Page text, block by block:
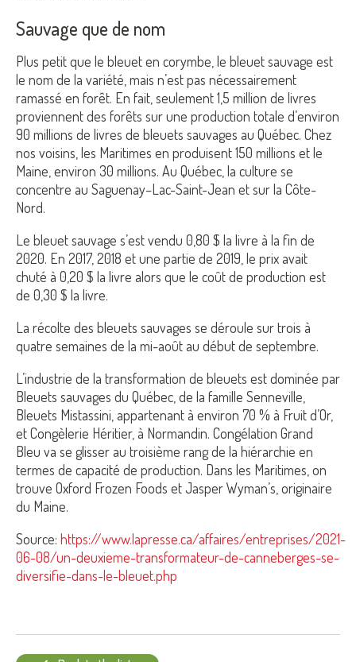
Sauvage que de nom
Plus petit que le bleuet en corymbe, le bleuet sauvage est
le nom de la variété, mais n’est pas nécessairement
ramassé en forêt. En fait, seulement 1,5 million de livres
proviennent des forêts sur une production totale d’environ
90 millions de livres de bleuets sauvages au Québec. Chez
nos voisins, les Maritimes en produisent 150 millions et le
Maine, environ 30 millions. Au Québec, la culture se
concentre au Saguenay–Lac-Saint-Jean et sur la Côte-
Nord.
Le bleuet sauvage s’est vendu 0,80 $ la livre à la fin de
2020. En 2017, 2018 et une partie de 2019, le prix avait
chuté à 0,20 $ la livre alors que le coût de production est
de 0,30 $ la livre.
La récolte des bleuets sauvages se déroule sur trois à
quatre semaines de la mi-août au début de septembre.
L’industrie de la transformation de bleuets est dominée par
Bleuets sauvages du Québec, de la famille Senneville,
Bleuets Mistassini, appartenant à environ 70 % à Fruit d’Or,
et Congèlerie Héritier, à Normandin. Congélation Grand
Bleu va se glisser au troisième rang de la hiérarchie en
termes de capacité de production. Dans les Maritimes, on
trouve Oxford Frozen Foods et Jasper Wyman’s, originaire
du Maine.
Source: https://www.lapresse.ca/affaires/entreprises/2021-
06-08/un-deuxieme-transformateur-de-canneberges-se-
diversifie-dans-le-bleuet.php